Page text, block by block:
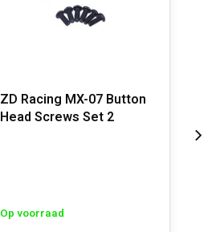
ZD Racing MX-07 Button
Head Screws Set 2
Op voorraad